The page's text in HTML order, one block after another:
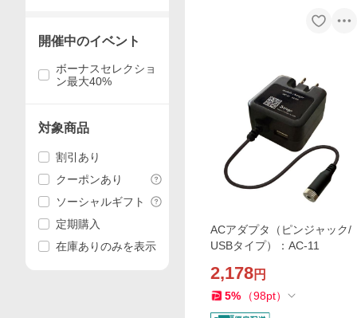
ACアダプタ（ピンジャック/
USBタイプ）：AC-11
2,178円
5% （98pt）
開催中のイベント
ボーナスセレクショ
ン最大40%
対象商品
割引あり
クーポンあり
ソーシャルギフト
定期購入
在庫ありのみを表示